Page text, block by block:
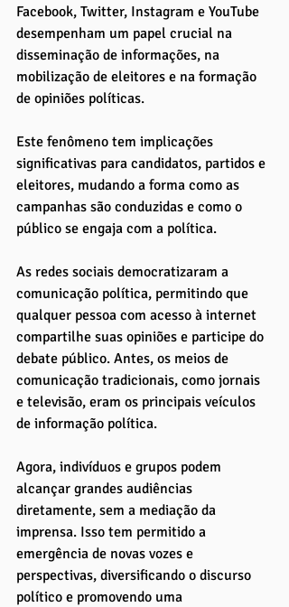
Facebook, Twitter, Instagram e YouTube
desempenham um papel crucial na
disseminação de informações, na
mobilização de eleitores e na formação
de opiniões políticas.
Este fenômeno tem implicações
significativas para candidatos, partidos e
eleitores, mudando a forma como as
campanhas são conduzidas e como o
público se engaja com a política.
As redes sociais democratizaram a
comunicação política, permitindo que
qualquer pessoa com acesso à internet
compartilhe suas opiniões e participe do
debate público. Antes, os meios de
comunicação tradicionais, como jornais
e televisão, eram os principais veículos
de informação política.
Agora, indivíduos e grupos podem
alcançar grandes audiências
diretamente, sem a mediação da
imprensa. Isso tem permitido a
emergência de novas vozes e
perspectivas, diversificando o discurso
político e promovendo uma